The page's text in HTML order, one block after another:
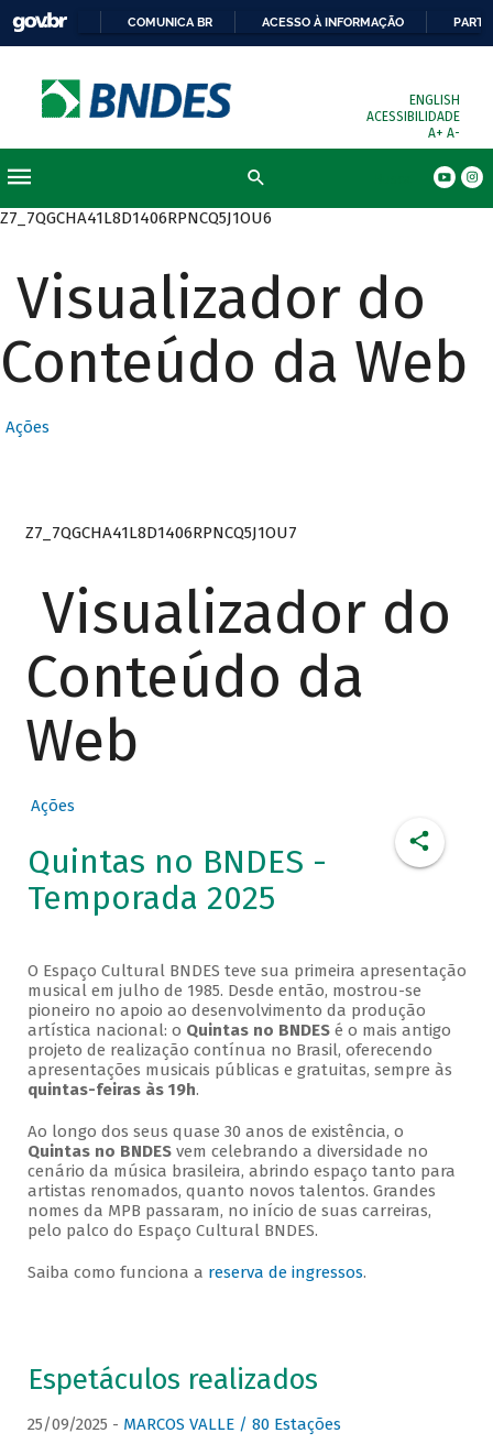
COMUNICA BR ACESSO À INFORMAÇÃO
ENGLISH
ACESSIBILIDADE
A+ A-
Z7_7QGCHA41L8D1406RPNCQ5J1OU6
Visualizador do
Conteúdo da Web
Ações
Z7_7QGCHA41L8D1406RPNCQ5J1OU7
Visualizador do
Conteúdo da
Web
Ações
Quintas no BNDES -
Temporada 2025
O Espaço Cultural BNDES teve sua primeira apresentação
musical em julho de 1985. Desde então, mostrou-se
pioneiro no apoio ao desenvolvimento da produção
artística nacional: o Quintas no BNDESé o mais antigo
projeto de realização contínua no Brasil, oferecendo
apresentações musicais públicas e gratuitas, sempre às
quintas-feiras às 19h.
Ao longo dos seus quase 30 anos de existência, o
Quintas no BNDESvem celebrando a diversidade no
cenário da música brasileira, abrindo espaço tanto para
artistas renomados, quanto novos talentos. Grandes
nomes da MPB passaram, no início de suas carreiras,
pelo palco do Espaço Cultural BNDES.
Saiba como funciona a reserva de ingressos.
Espetáculos realizados
25/09/2025 - MARCOS VALLE / 80 Estações